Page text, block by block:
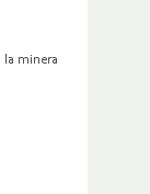
la minera